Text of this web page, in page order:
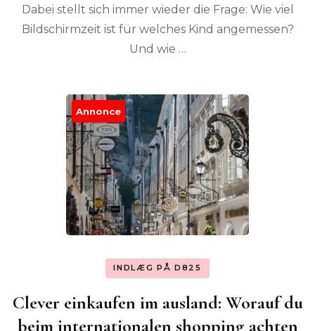
Dabei stellt sich immer wieder die Frage: Wie viel
Bildschirmzeit ist für welches Kind angemessen?
Und wie …
Annonce
INDLÆG PÅ D825
Clever einkaufen im ausland: Worauf du
beim internationalen shopping achten